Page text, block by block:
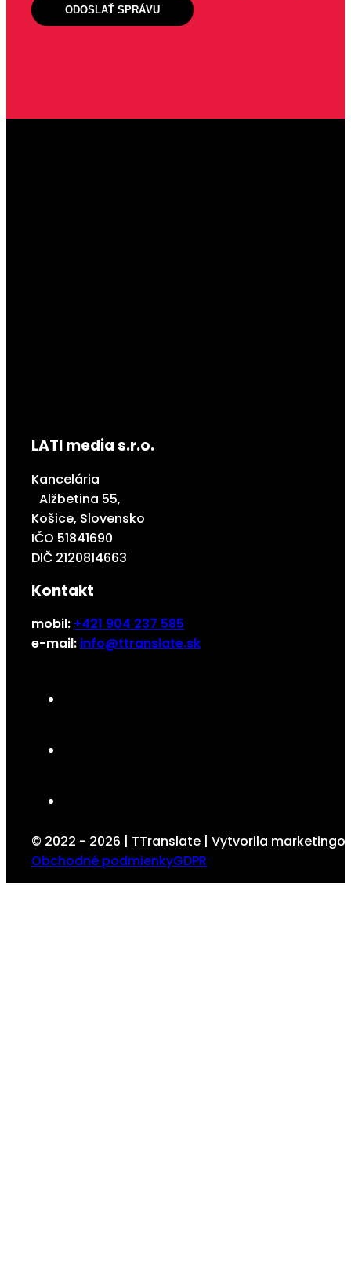
ODOSLAŤ SPRÁVU
LATI media s.r.o.
Kancelária
Alžbetina 55,
Košice, Slovensko
IČO 51841690
DIČ 2120814663
Kontakt
mobil: +421 904 237 585
e-mail: info@ttranslate.sk
© 2022 - 2026 | TTranslate | Vytvorila
Obchodné podmienkyGDPR